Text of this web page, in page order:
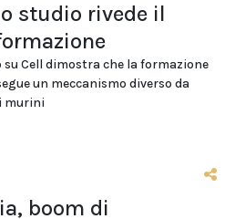
studio rivede il
Cell dimostra che la formazione
un meccanismo diverso da
murini
boom di